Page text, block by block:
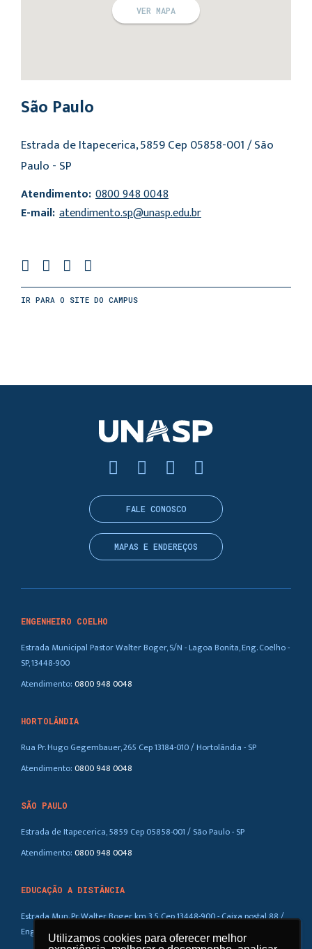
Utilizamos cookies para oferecer melhor
Utilizamos cookies para oferecer melhor
VER MAPA
São Paulo
Estrada de Itapecerica, 5859 Cep 05858-001 / São
Paulo - SP
Atendimento: 0800 948 0048
E-mail: atendimento.sp@unasp.edu.br
IR PARA O SITE DO CAMPUS
ENGENHEIRO COELHO
Estrada Municipal Pastor Walter Boger, S/N - Lagoa Bonita, Eng. Coelho -
SP, 13448-900
Atendimento:0800 948 0048
HORTOLÂNDIA
Rua Pr. Hugo Gegembauer, 265 Cep 13184-010 / Hortolândia - SP
Atendimento:0800 948 0048
SÃO PAULO
Estrada de Itapecerica, 5859 Cep 05858-001 / São Paulo - SP
Atendimento:0800 948 0048
EDUCAÇÃO A DISTÂNCIA
Estrada Mun. Pr. Walter Boger, km 3,5 Cep 13448-900 - Caixa postal 88 /
Eng. Coelho – SP
FALE CONOSCO
MAPAS E ENDEREÇOS